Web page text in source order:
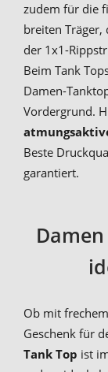
zudem für die
breiten Träger,
der 1x1-
Beim Tank
Damen-
Vordergrund.
Beste
garantiert.
Ob mit
Geschenk für
Tank Top ist